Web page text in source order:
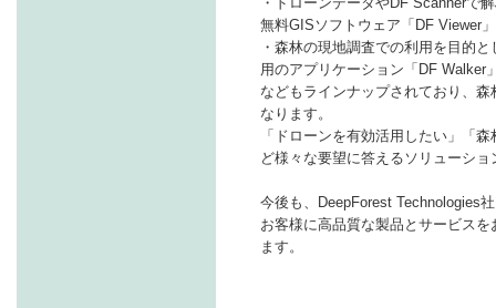
無料GISソフトウェア「DF Viewer」
・森林の現地調査での利用を目的
用のアプリケーション「DF Walker
などもラインナップされており、
なります。
「ドローンを有効活用したい」「
ど様々な要望に答えるソリューショ
今後も、DeepForest Technologies
お客様に高品質な製品とサービス
ます。